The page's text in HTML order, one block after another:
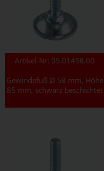
Artikel-Nr: 05.01458.00
Gewindefuß Ø 58 mm, Höhe
85 mm, schwarz beschichtet